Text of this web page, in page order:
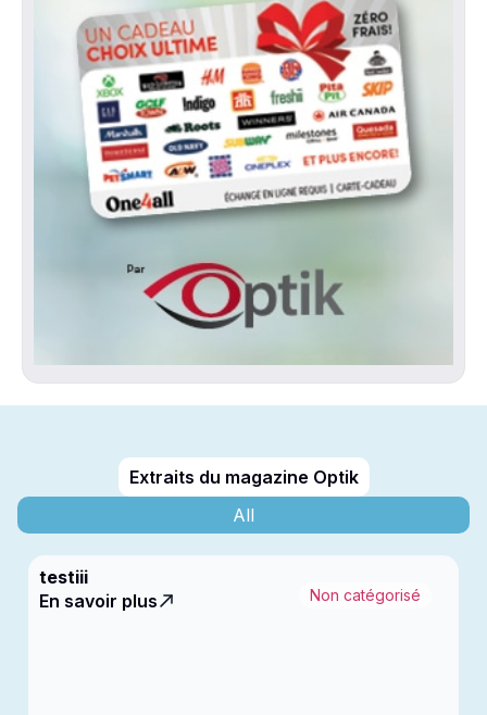
Extraits du magazine Optik
All
testiii
Non catégorisé
En savoir plus